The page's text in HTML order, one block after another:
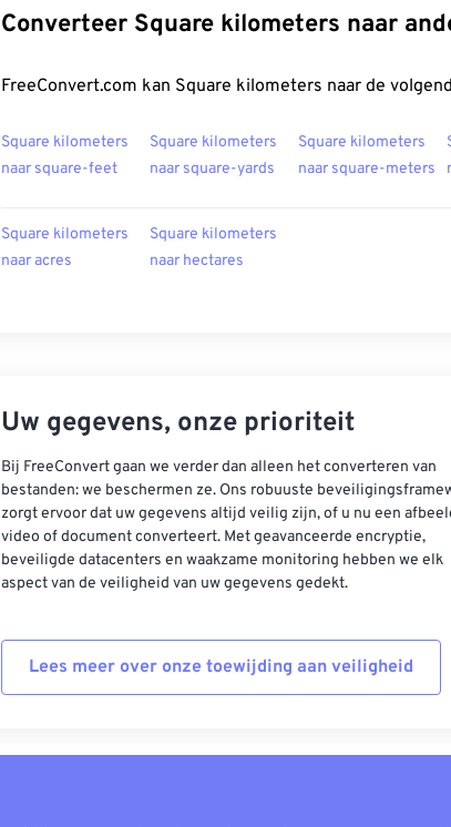
Converteer Square kilometers naar
FreeConvert.com kan Square kilometers naar de
Square kilometers
naar square-feet
Square kilometers
naar square-yards
Square kilometers
naar square-meters
Square kilometers
naar acres
Square kilometers
naar hectares
Uw gegevens, onze prioriteit
Bij FreeConvert gaan we verder dan alleen het converteren van
bestanden: we beschermen ze. Ons robuuste
zorgt ervoor dat uw gegevens altijd veilig zijn, of u nu een
video of document converteert. Met geavanceerde encryptie,
beveiligde datacenters en waakzame monitoring hebben we elk
aspect van de veiligheid van uw gegevens gedekt.
Lees meer over onze toewijding aan veiligheid